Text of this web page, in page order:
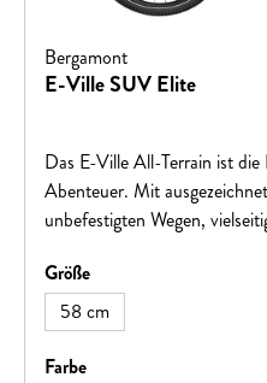
Bergamont
E-Ville SUV Elite
Das E-Ville All-Terrain ist
Abenteuer. Mit
unbefestigten Wegen,
Flexibilität. Das zulässige
Größeauswählen
58 cm
Farbeauswählen